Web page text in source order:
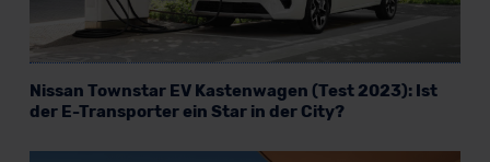
Nissan Townstar EV Kastenwagen (Test 2023): Ist
der E-Transporter ein Star in der City?